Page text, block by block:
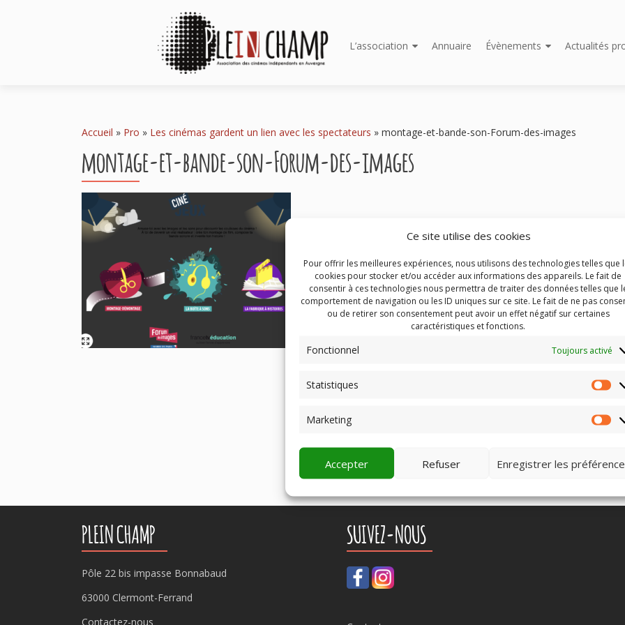
Ce site utilise des cookies
Pour offrir les meilleures expériences, nous utilisons des technologies telles que
cookies pour stocker et/ou accéder aux informations des appareils. Le fait de
consentir à ces technologies nous permettra de traiter des données telles que
comportement de navigation ou les ID uniques sur ce site. Le fait de ne pas
ou de retirer son consentement peut avoir un effet négatif sur certaines
caractéristiques et fonctions.
Fonctionnel Toujours activé
Statistiques
Marketing
Accepter Refuser Enregistrer les
au
L’association Annuaire Évènements Actualités
Accueil » Pro » Les cinémas gardent un lien avec les spectateurs » montage-et-bande-son-Forum-des-images
montage-et-bande-son-Forum-des-images
PLEIN CHAMP
Pôle 22 bis impasse Bonnabaud
63000 Clermont-Ferrand
Contactez-nous
SUIVEZ-NOUS